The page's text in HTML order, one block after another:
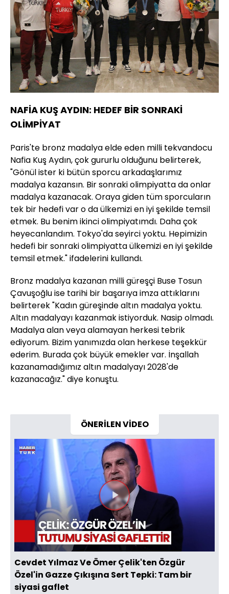
NAFİA KUŞ AYDIN: HEDEF BİR SONRAKİ
OLİMPİYAT
Paris'te bronz madalya elde eden milli tekvandocu
Nafia Kuş Aydın, çok gururlu olduğunu belirterek,
"Gönül ister ki bütün sporcu arkadaşlarımız
madalya kazansın. Bir sonraki olimpiyatta da onlar
madalya kazanacak. Oraya giden tüm sporcuların
tek bir hedefi var o da ülkemizi en iyi şekilde temsil
etmek. Bu benim ikinci olimpiyatımdı. Daha çok
heyecanlandım. Tokyo'da seyirci yoktu. Hepimizin
hedefi bir sonraki olimpiyatta ülkemizi en iyi şekilde
temsil etmek." ifadelerini kullandı.
Bronz madalya kazanan milli güreşçi Buse Tosun
Çavuşoğlu ise tarihi bir başarıya imza attıklarını
belirterek "Kadın güreşinde altın madalya yoktu.
Altın madalyayı kazanmak istiyorduk. Nasip olmadı.
Madalya alan veya alamayan herkesi tebrik
ediyorum. Bizim yanımızda olan herkese teşekkür
ederim. Burada çok büyük emekler var. İnşallah
kazanamadığımız altın madalyayı 2028'de
kazanacağız." diye konuştu.
ÖNERİLEN VİDEO
Videoyu
Oynat
Cevdet Yılmaz Ve Ömer Çelik'ten Özgür
Özel'in Gazze Çıkışına Sert Tepki: Tam bir
siyasi gaflet